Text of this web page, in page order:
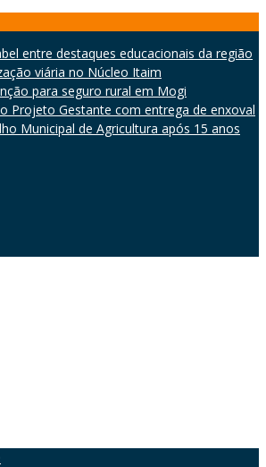
entre destaques educacionais da região
viária no Núcleo Itaim
para seguro rural em Mogi
Projeto Gestante com entrega de enxoval
Municipal de Agricultura após 15 anos